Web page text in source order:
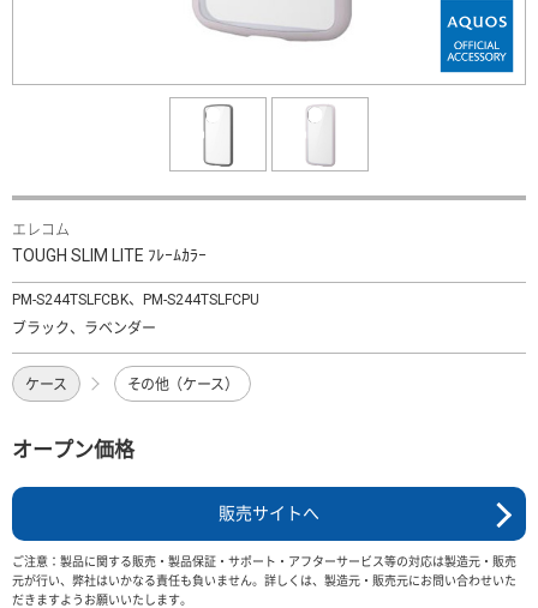
エレコム
TOUGH SLIM LITE ﾌﾚｰﾑｶﾗｰ
PM-S244TSLFCBK、PM-S244TSLFCPU
ブラック、ラベンダー
ケース その他（ケース）
オープン価格
販売サイトへ
ご注意：製品に関する販売・製品保証・サポート・アフターサービス等の対応は製造元・販売
元が行い、弊社はいかなる責任も負いません。詳しくは、製造元・販売元にお問い合わせいた
だきますようお願いいたします。